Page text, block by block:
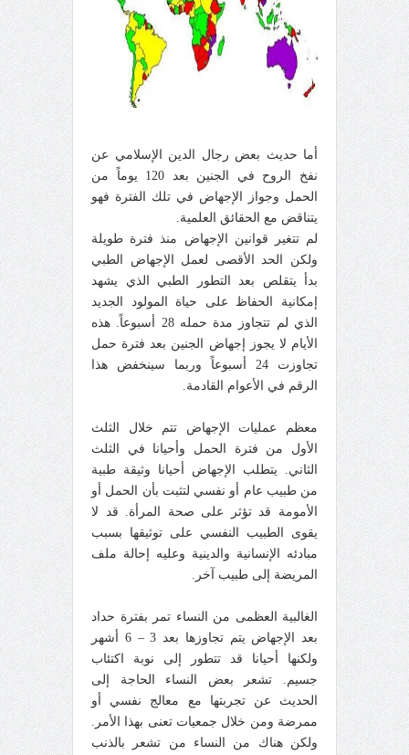
أما حديث بعض رجال الدين الإسلامي عن
نفخ الروح في الجنين بعد 120 يوماً من
الحمل وجواز الإجهاض في تلك الفترة فهو
يتناقض مع الحقائق العلمية.
لم تتغير قوانين الإجهاض منذ فترة طويلة
ولكن الحد الأقصى لعمل الإجهاض الطبي
بدأ يتقلص بعد التطور الطبي الذي يشهد
إمكانية الحفاظ على حياة المولود الجديد
الذي لم تتجاوز مدة حمله 28 أسبوعاً. هذه
الأيام لا يجوز إجهاض الجنين بعد فترة حمل
تجاوزت 24 أسبوعاً وربما سينخفض هذا
الرقم في الأعوام القادمة.
معظم عمليات الإجهاض تتم خلال الثلث
الأول من فترة الحمل وأحيانا في الثلث
الثاني. يتطلب الإجهاض أحيانا وثيقة طبية
من طبيب عام أو نفسي لتثبت بأن الحمل أو
الأمومة قد تؤثر على صحة المرأة. قد لا
يقوى الطبيب النفسي على توثيقها بسبب
مبادئه الإنسانية والدينية وعليه إحالة ملف
المريضة إلى طبيب آخر.
الغالبية العظمى من النساء تمر بفترة حداد
بعد الإجهاض يتم تجاوزها بعد 3 – 6 أشهر
ولكنها أحيانا قد تتطور إلى نوبة اكتئاب
جسيم. تشعر بعض النساء الحاجة إلى
الحديث عن تجربتها مع معالج نفسي أو
ممرضة ومن خلال جمعيات تعنى بهذا الأمر.
ولكن هناك من النساء من تشعر بالذنب